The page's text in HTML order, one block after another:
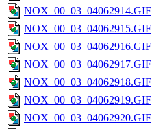
NOX_00_03_04062914.GIF
NOX_00_03_04062915.GIF
NOX_00_03_04062916.GIF
NOX_00_03_04062917.GIF
NOX_00_03_04062918.GIF
NOX_00_03_04062919.GIF
NOX_00_03_04062920.GIF